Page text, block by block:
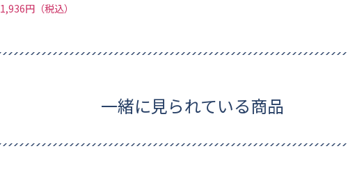
1,936円（税込）
一緒に見られている商品